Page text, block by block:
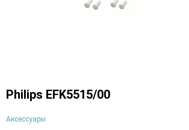
Philips EFK5515/00
Аксессуары